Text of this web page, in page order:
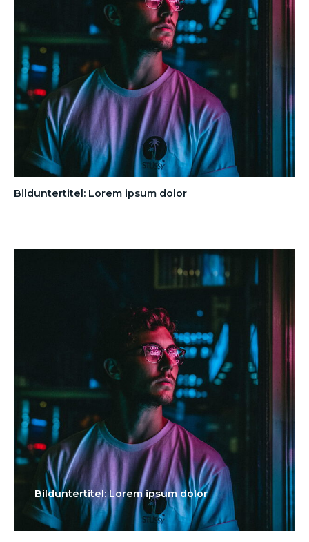
Bilduntertitel: Lorem ipsum dolor
Bilduntertitel: Lorem ipsum dolor